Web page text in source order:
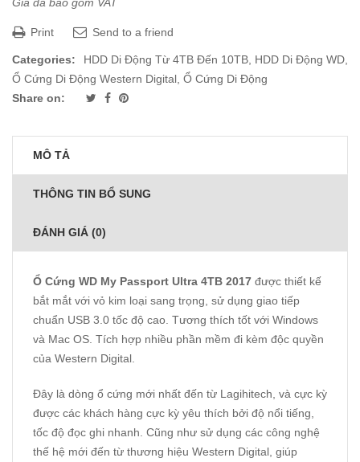
Print Send to a friend
Categories: HDD Di Động Từ 4TB Đến 10TB HDD Di Động WD
Ổ Cứng Di Động Western Digital Ổ Cứng Di Động
Share on:
MÔ TẢ
THÔNG TIN BỔ SUNG
ĐÁNH GIÁ (0)
Ổ Cứng WD My Passport Ultra 4TB 2017 được thiết kế
bắt mắt với vỏ kim loại sang trọng, sử dụng giao tiếp
chuẩn USB 3.0 tốc độ cao. Tương thích tốt với Windows
và Mac OS. Tích hợp nhiều phần mềm đi kèm độc quyền
của Western Digital.
Đây là dòng ổ cứng mới nhất đến từ Lagihitech, và cực kỳ
được các khách hàng cực kỳ yêu thích bởi độ nổi tiếng,
tốc độ đọc ghi nhanh. Cũng như sử dụng các công nghệ
thế hệ mới đến từ thương hiệu Western Digital, giúp